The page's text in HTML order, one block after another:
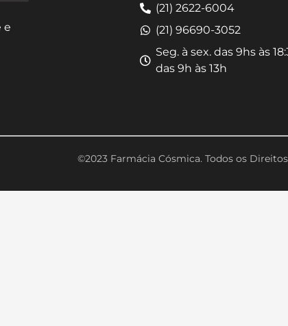
e
(21) 2622-6004
(21) 96690-3052
Seg. à sex. das 9hs às
das 9h às 13h
©2023 Farmácia Cósmica. Todos os